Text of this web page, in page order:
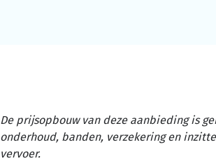
De prijsopbouw van deze aanbieding is
onderhoud, banden, verzekering en
vervoer.